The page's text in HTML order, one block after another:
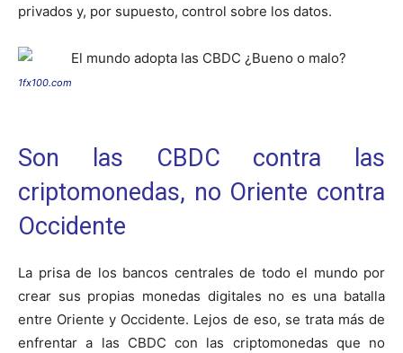
privados y, por supuesto, control sobre los datos.
1fx100.com
Son las CBDC contra las
criptomonedas, no Oriente contra
Occidente
La prisa de los bancos centrales de todo el mundo por
crear sus propias monedas digitales no es una batalla
entre Oriente y Occidente. Lejos de eso, se trata más de
enfrentar a las CBDC con las criptomonedas que no